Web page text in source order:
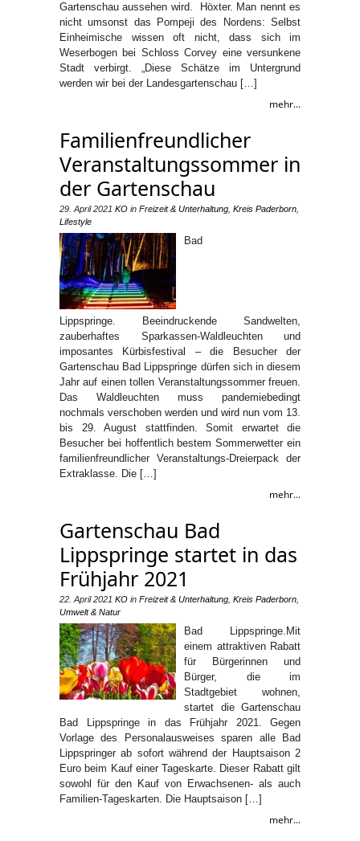
Gartenschau aussehen wird. Höxter. Man nennt es
nicht umsonst das Pompeji des Nordens: Selbst
Einheimische wissen oft nicht, dass sich im
Weserbogen bei Schloss Corvey eine versunkene
Stadt verbirgt. „Diese Schätze im Untergrund
werden wir bei der Landesgartenschau […]
mehr...
Familienfreundlicher
Veranstaltungssommer in
der Gartenschau
29. April 2021 KO in Freizeit & Unterhaltung Kreis Paderborn
Lifestyle
Bad
Lippspringe. Beeindruckende Sandwelten,
zauberhaftes Sparkassen-Waldleuchten und
imposantes Kürbisfestival – die Besucher der
Gartenschau Bad Lippspringe dürfen sich in diesem
Jahr auf einen tollen Veranstaltungssommer freuen.
Das Waldleuchten muss pandemiebedingt
nochmals verschoben werden und wird nun vom 13.
bis 29. August stattfinden. Somit erwartet die
Besucher bei hoffentlich bestem Sommerwetter ein
familienfreundlicher Veranstaltungs-Dreierpack der
Extraklasse. Die […]
mehr...
Gartenschau Bad
Lippspringe startet in das
Frühjahr 2021
22. April 2021 KO in Freizeit & Unterhaltung Kreis Paderborn
Umwelt & Natur
Bad Lippspringe.Mit
einem attraktiven Rabatt
für Bürgerinnen und
Bürger, die im
Stadtgebiet wohnen,
startet die Gartenschau
Bad Lippspringe in das Frühjahr 2021. Gegen
Vorlage des Personalausweises sparen alle Bad
Lippspringer ab sofort während der Hauptsaison 2
Euro beim Kauf einer Tageskarte. Dieser Rabatt gilt
sowohl für den Kauf von Erwachsenen- als auch
Familien-Tageskarten. Die Hauptsaison […]
mehr...